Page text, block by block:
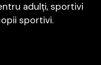
adulți, sportivi
sportivi.